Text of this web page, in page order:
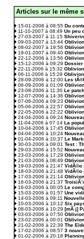
Articles sur le même
15-01-2008 à 08:55 Du
11-10-2007 à 08:49 Un peu
27-03-2007 à 11:15
09-03-2007 à 13:44
08-02-2007 à 19:56
19-01-2007 à 09:40
22-12-2006 à 13:56
15-12-2006 à 09:29 Dossier
22-11-2006 à 15:32
06-11-2006 à 15:29
28-09-2006 à 12:00 Les
06-09-2006 à 01:09
23-08-2006 à 11:30 Le
12-07-2006 à 14:36
07-06-2006 à 09:23
05-06-2006 à 22:57
22-05-2006 à 22:22
24-04-2006 à 09:24
11-04-2006 à 07:14 La
10-04-2006 à 17:45
04-04-2006 à 10:24
01-04-2006 à 10:37 Le
30-03-2006 à 09:01 Test :
29-03-2006 à 15:52
23-03-2006 à 17:29
21-03-2006 à 08:49
19-03-2006 à 21:47 VidÃ©o
18-03-2006 à 21:48 VidÃ©o
17-03-2006 à 21:14
16-03-2006 à 21:37
16-03-2006 à 00:05 Le
15-03-2006 à 01:57 Une
14-03-2006 à 09:11
10-03-2006 à 10:12 Six
08-03-2006 à 10:29 [mÃ j]
03-03-2006 à 07:50
23-02-2006 à 00:01
21-02-2006 à 22:39 The
17-02-2006 à 08:57 3
01-02-2006 à 20:18